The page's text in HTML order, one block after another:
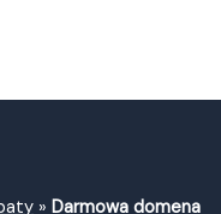
» Darmowa domena